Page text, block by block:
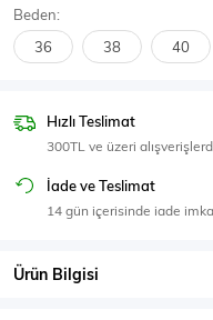
SPOR GİYİM
Eşofman Üstü
Beden:
36 38 40
Hızlı Teslimat
300TL ve üzeri
İade ve Teslimat
14 gün içerisinde iade
Ürün Bilgisi